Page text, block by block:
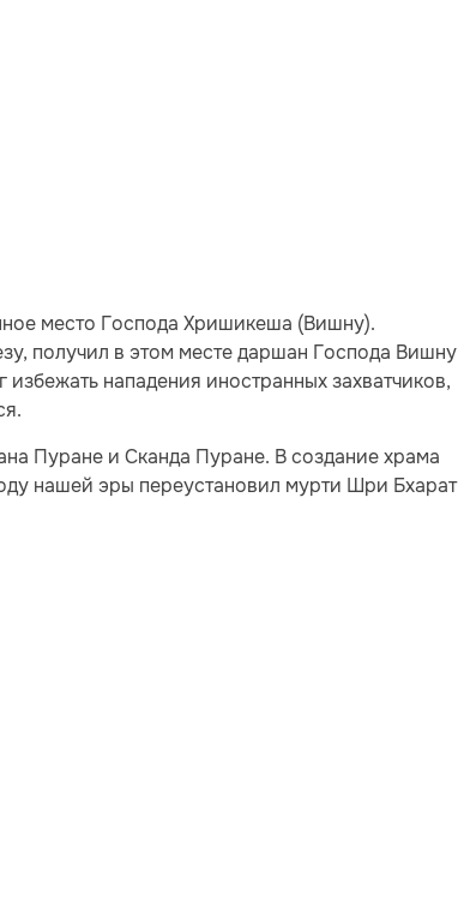
место Господа Хришикеша (Вишну).
получил в этом месте даршан Господа Вишну
нападения иностранных захватчиков,
Пуране и Сканда Пуране. В создание храма
нашей эры переустановил мурти Шри Бхарат